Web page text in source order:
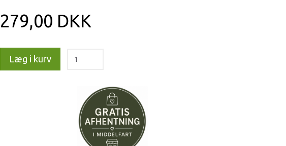
279,00 DKK
Læg i kurv